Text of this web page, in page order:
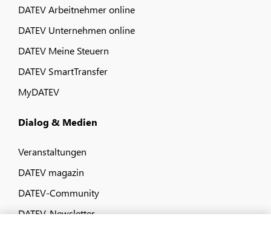
DATEV Arbeitnehmer online
DATEV Unternehmen online
DATEV Meine Steuern
DATEV SmartTransfer
MyDATEV
Dialog & Medien
Veranstaltungen
DATEV magazin
DATEV-Community
DATEV-Newsletter